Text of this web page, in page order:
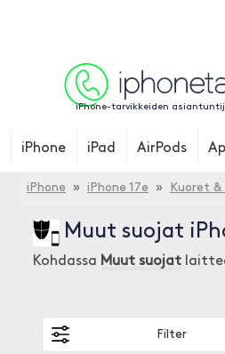
iPhone-tarvikkeiden
iPhone iPad AirPods
iPhone » iPhone 17e » Kuoret
Muut suojat
Kohdassa Muut suojat
Filter